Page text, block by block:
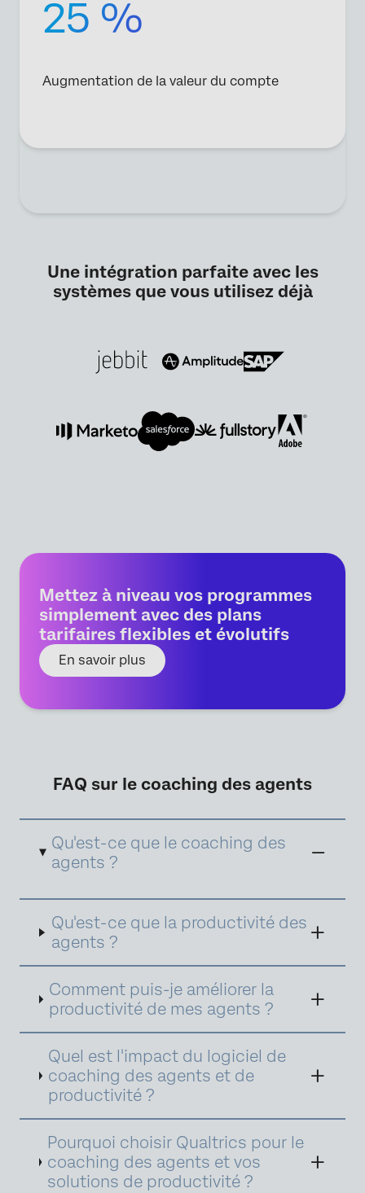
25 %
Augmentation de la valeur du compte
Une intégration parfaite avec les
systèmes que vous utilisez déjà
Mettez à niveau vos programmes
simplement avec des plans
tarifaires flexibles et évolutifs
En savoir plus
FAQ sur le coaching des agents
Qu'est-ce que le coaching des
agents ?
aimed at enhancing the performance and
skills of customer service representatives. It
involves regular feedback, training sessions,
and performance assessments to improve
communication, problem-solving, and
product knowledge. Effective coaching helps
agents handle customer inquiries more
efficiently, leading toincreased satisfaction
and productivity. By focusing on individual
strengths and areas for improvement,
coaching fosters professional growth and
cultivates a positive work environment,
ultimately benefiting both agents and the
organization.
Qu'est-ce que la productivité des
agents ?
Comment puis-je améliorer la
productivité de mes agents ?
Quel est l'impact du logiciel de
coaching des agents et de
productivité ?
Pourquoi choisir Qualtrics pour le
coaching des agents et vos
solutions de productivité ?